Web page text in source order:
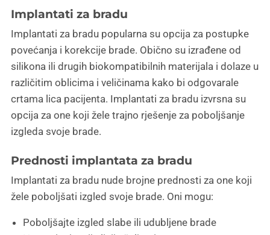
Implantati za bradu
Implantati za bradu popularna su opcija za postupke
povećanja i korekcije brade. Obično su izrađene od
silikona ili drugih biokompatibilnih materijala i dolaze u
različitim oblicima i veličinama kako bi odgovarale
crtama lica pacijenta. Implantati za bradu izvrsna su
opcija za one koji žele trajno rješenje za poboljšanje
izgleda svoje brade.
Prednosti implantata za bradu
Implantati za bradu nude brojne prednosti za one koji
žele poboljšati izgled svoje brade. Oni mogu:
Poboljšajte izgled slabe ili udubljene brade